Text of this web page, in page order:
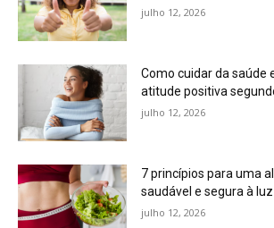
julho 12, 2026
Como cuidar da saúde
atitude positiva
julho 12, 2026
7 princípios para uma
saudável e segura à
julho 12, 2026